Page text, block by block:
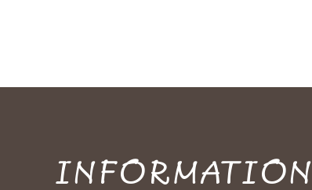
INFORMATION